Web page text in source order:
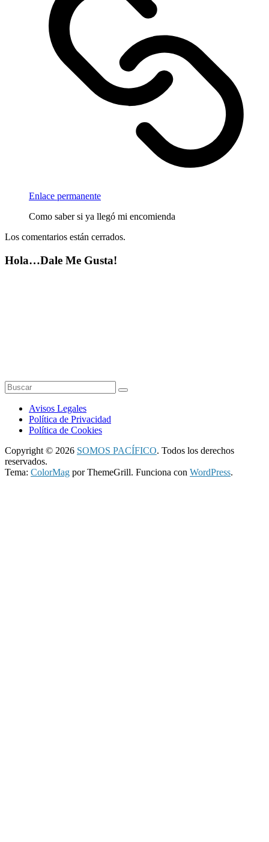
Enlace permanente
Como saber si ya llegó mi encomienda
Los comentarios están cerrados.
Hola…Dale Me Gusta!
Avisos Legales
Política de Privacidad
Política de Cookies
Copyright © 2026 SOMOS PACÍFICO. Todos los derechos
reservados.
Tema: ColorMag por ThemeGrill. Funciona con WordPress.